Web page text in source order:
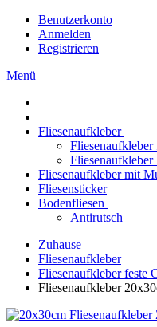
Benutzerkonto
Anmelden
Registrieren
Menü
Fliesenaufkleber
Fliesenaufkleber
Fliesenaufkleber
Fliesenaufkleber mit
Fliesensticker
Bodenfliesen
Antirutsch
Zuhause
Fliesenaufkleber
Fliesenaufkleber feste
Fliesenaufkleber